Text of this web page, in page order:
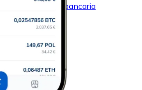
con transferencia bancaria